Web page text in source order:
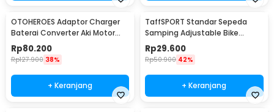
OTOHEROES Adaptor Charger
Baterai Converter Aki Motor
Skuter 48V 20Ah - YF2021-12
Rp80.200
Rp127.900 38%
+ Keranjang
TaffSPORT Standar Sepeda
Samping Adjustable Bike
Kickstand 34-39cm - Z50
Rp29.600
Rp50.900 42%
+ Keranjang